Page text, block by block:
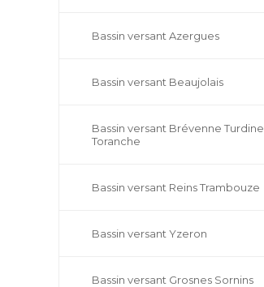
Bassin versant Azergues
Bassin versant Beaujolais
Bassin versant Brévenne Turdine
Toranche
Bassin versant Reins Trambouze
Bassin versant Yzeron
Bassin versant Grosnes Sornins